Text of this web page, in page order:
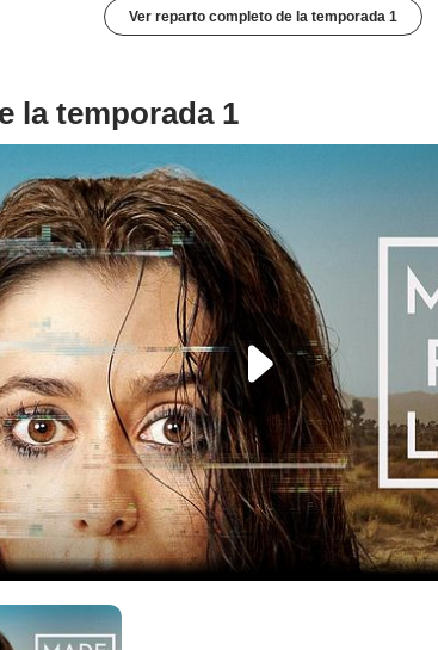
Ver reparto completo de la temporada 1
la temporada 1